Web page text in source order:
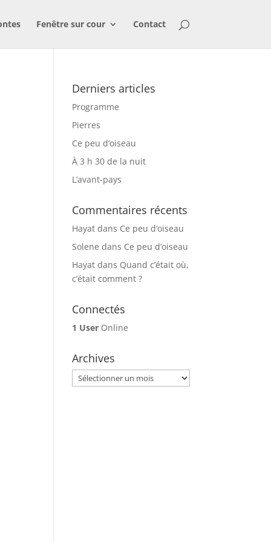
Fenêtre sur cour Contact
Derniers articles
Programme
Pierres
Ce peu d’oiseau
À 3 h 30 de la nuit
L’avant-pays
Commentaires récents
Hayat dans Ce peu d’oiseau
Solene dans Ce peu d’oiseau
Hayat dans Quand c’était où,
c’était comment ?
Connectés
1 User Online
Archives
Archives